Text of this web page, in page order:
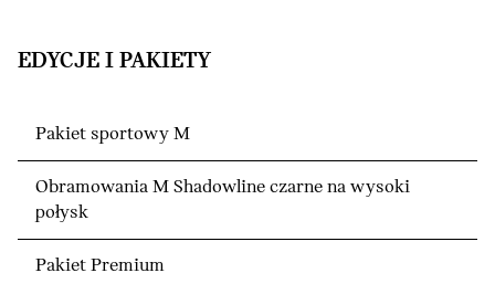
EDYCJE I PAKIETY
Pakiet sportowy M
Obramowania M Shadowline czarne na wysoki
połysk
Pakiet Premium